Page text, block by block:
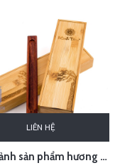
LIÊN HỆ
Chụp ảnh sản phẩm hương trầm Hương Xưa - Kính Tâm trong studio Hà Nội